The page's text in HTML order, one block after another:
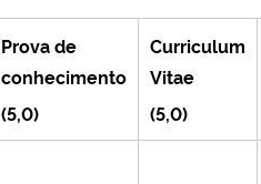
Prova de
conhecimento
(5,0)
Curriculum
Vitae
(5,0)